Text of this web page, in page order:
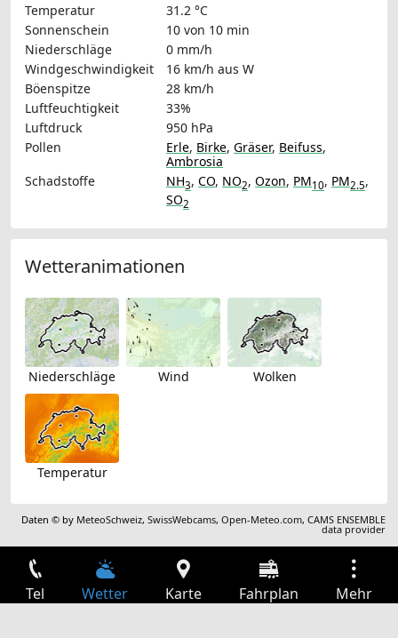
Temperatur
31.2 °C
Sonnenschein
10 von 10 min
Niederschläge
0 mm/h
Windgeschwindigkeit
16 km/h aus W
Böenspitze
28 km/h
Luftfeuchtigkeit
33%
Luftdruck
950 hPa
Pollen
Erle, Birke, Gräser, Beifuss,
Ambrosia
Schadstoffe
NH3, CO, NO2, Ozon, PM10, PM2.5,
SO2
Wetteranimationen
Niederschläge Wind Wolken
Temperatur
Daten © by MeteoSchweiz,SwissWebcams,Open-Meteo.com,CAMS ENSEMBLE
data provider
Tel Wetter Karte Fahrplan Mehr